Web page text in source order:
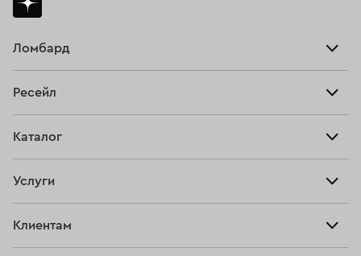
Ломбард
Тарифы
Ресейл
Купить
Прочие услуги
Каталог
Серьги
Услуги
Клиентам